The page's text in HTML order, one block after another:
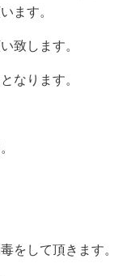
ます。
致します。
なります。
をして頂きます。